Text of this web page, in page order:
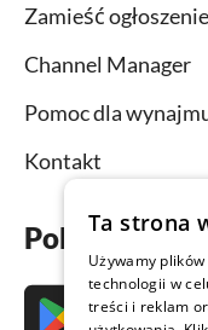
Zamieść
Channel Manager
Pomoc dla
Kontakt
PobierzTa strona
Używamy
technologii w
treści i reklam